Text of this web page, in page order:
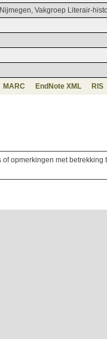
Vakgroep Literair-
MARC EndNote XML RIS
opmerkingen met